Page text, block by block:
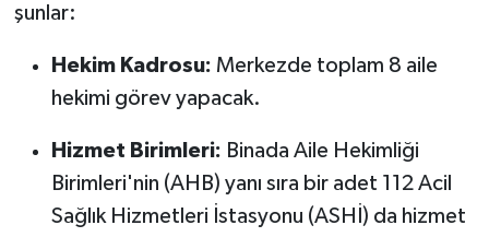
şunlar:
Hekim Kadrosu: Merkezde toplam 8 aile
hekimi görev yapacak.
Hizmet Birimleri: Binada Aile Hekimliği
Birimleri'nin (AHB) yanı sıra bir adet 112 Acil
Sağlık Hizmetleri İstasyonu (ASHİ) da hizmet